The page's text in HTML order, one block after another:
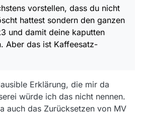
Einstellungen auch.
vorstellen, dass du nicht
hattest sondern den ganzen
und damit deine kaputten
Aber das ist Kaffeesatz-
Erklärung, die mir da
würde ich das nicht nennen.
auch das Zurücksetzen von MV